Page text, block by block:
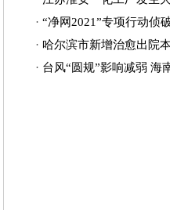
· “净网2021”专项行动侦破案件3.7
· 哈尔滨市新增治愈出院本土
· 台风“圆规”影响减弱 海南